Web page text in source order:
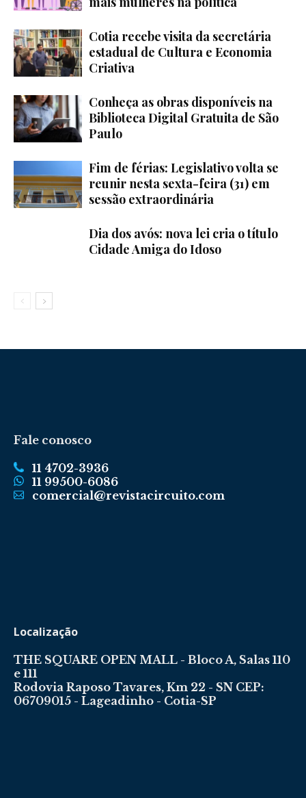
Cotia recebe visita da secretária
estadual de Cultura e Economia
Criativa
Conheça as obras disponíveis na
Biblioteca Digital Gratuita de São
Paulo
Fim de férias: Legislativo volta se
reunir nesta sexta-feira (31) em
sessão extraordinária
Dia dos avós: nova lei cria o título
Cidade Amiga do Idoso
Fale conosco
11 4702-3936
11 99500-6086
comercial@revistacircuito.com
Localização
THE SQUARE OPEN MALL - Bloco A, Salas 110
e 111
Rodovia Raposo Tavares, Km 22 - SN CEP:
06709015 - Lageadinho - Cotia-SP